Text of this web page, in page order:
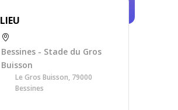
LIEU
Bessines - Stade du Gros
Buisson
Le Gros Buisson, 79000
Bessines